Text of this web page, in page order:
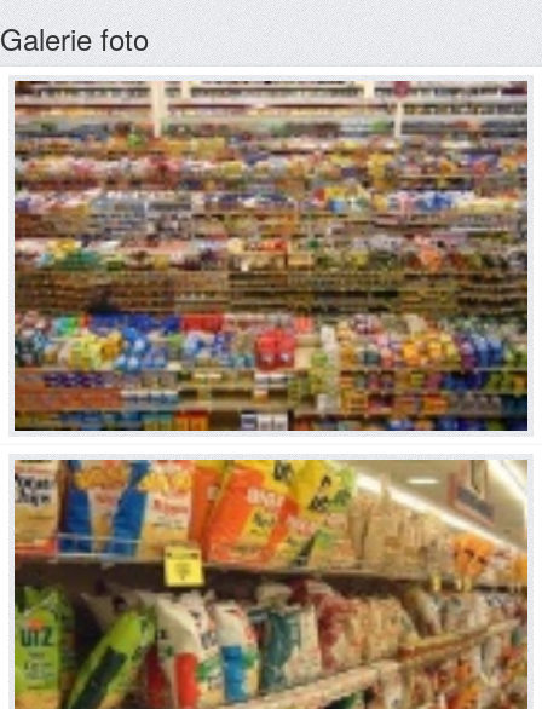
Galerie foto